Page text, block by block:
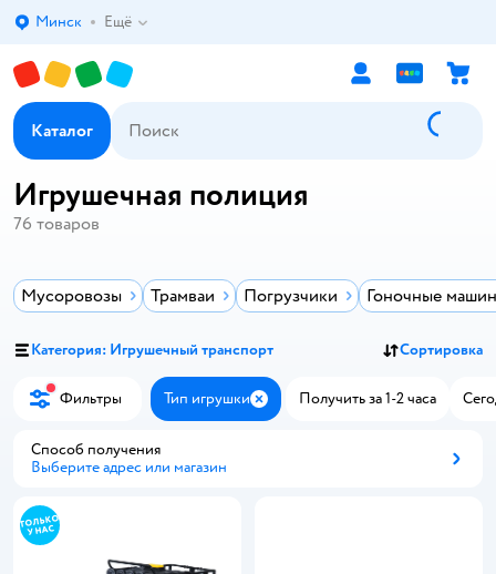
Выбор адреса доставки.
Минск Ещё
Каталог
Игрушечная полиция
76 товаров
Мусоровозы Трамваи Погрузчики Гоночные
Категория: Игрушечный транспорт Сортировка
Фильтры Тип игрушки ЗакрытьПолучить за 1-2 часа
Способ получения
Выберите адрес или магазин